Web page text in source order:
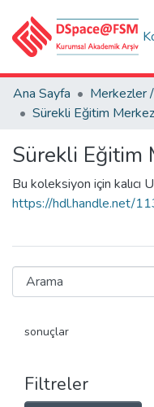
Ana Sayfa
Merkezler
Sürekli Eğitim
Bu koleksiyon için kalıcı
https://hdl.handle.net/
sonuçlar
Filtreler